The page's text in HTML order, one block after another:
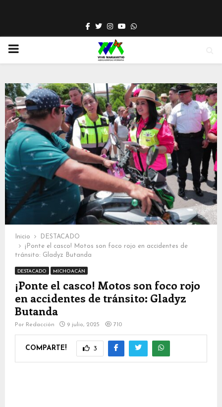
Facebook
TwitterInstagram
YoutubeWhatsapp
PRIMARY
Inicio
DESTACADO
¡Ponte el casco! Motos son foco rojo en accidentes de
tránsito: Gladyz Butanda
DESTACADO MICHOACÁN
¡Ponte el casco! Motos son foco rojo
en accidentes de tránsito: Gladyz
Butanda
Por Redacción 9 julio, 2025 710
COMPARTE! 3